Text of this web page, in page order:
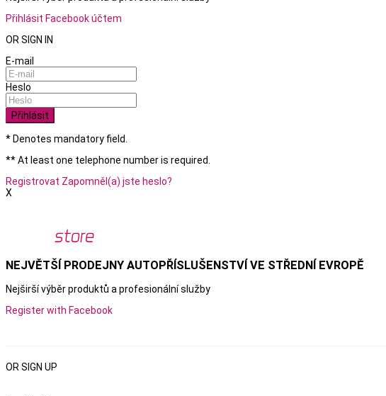
Přihlásit Facebook účtem
OR SIGN IN
E-mail
Heslo
Přihlásit
* Denotes mandatory field.
** At least one telephone number is required.
Registrovat Zapomněl(a) jste heslo?
X
NEJVĚTŠÍ PRODEJNY AUTOPŘÍSLUŠENSTVÍ VE STŘEDNÍ EVROPĚ
Nejširší výběr produktů a profesionální služby
Register with Facebook
OR SIGN UP